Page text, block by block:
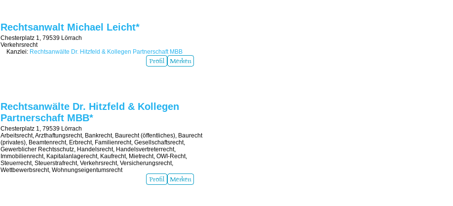
Rechtsanwalt Michael Leicht*
Chesterplatz 1, 79539 Lörrach
Verkehrsrecht
Kanzlei: Rechtsanwälte Dr. Hitzfeld & Kollegen Partnerschaft MBB
Rechtsanwälte Dr. Hitzfeld & Kollegen
Partnerschaft MBB*
Chesterplatz 1, 79539 Lörrach
Arbeitsrecht, Arzthaftungsrecht, Bankrecht, Baurecht (öffentliches), Baurecht
(privates), Beamtenrecht, Erbrecht, Familienrecht, Gesellschaftsrecht,
Gewerblicher Rechtsschutz, Handelsrecht, Handelsvertreterrecht,
Immobilienrecht, Kapitalanlagerecht, Kaufrecht, Mietrecht, OWI-Recht,
Steuerrecht, Steuerstrafrecht, Verkehrsrecht, Versicherungsrecht,
Wettbewerbsrecht, Wohnungseigentumsrecht